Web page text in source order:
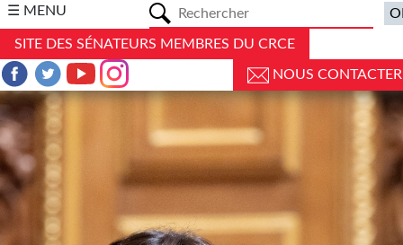
☰ MENU
SITE DES SÉNATEURS MEMBRES DU CRCE
NOUS CONTACTER